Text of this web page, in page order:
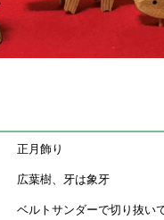
正月飾り
広葉樹、牙は象牙
ベルトサンダーで切り抜い